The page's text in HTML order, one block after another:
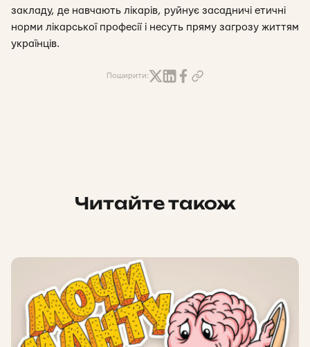
закладу, де навчають лікарів, руйнує засадничі етичні
норми лікарської професії і несуть пряму загрозу життям
українців.
Поширити:
Читайте також